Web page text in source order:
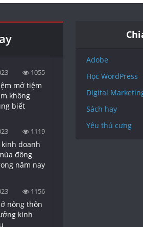
1055
mở tiệm
không
biết
1119
doanh
đông
năm nay
1156
nông thôn
kinh
Adobe
Học WordPress
Digital
Sách hay
Yêu thú cưng